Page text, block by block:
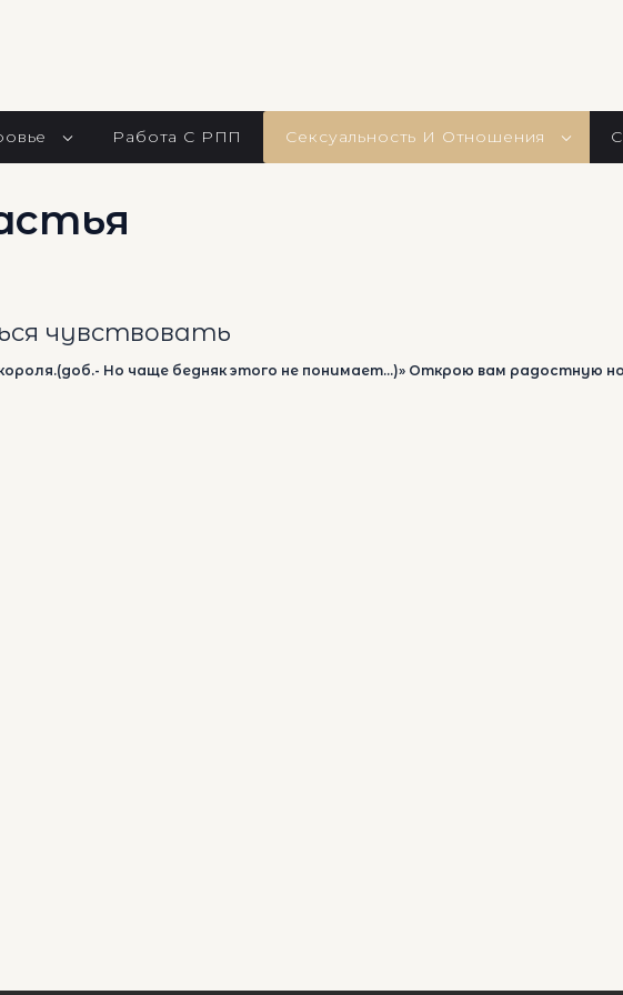
Работа С РПП Сексуальность И Отношения
чувствовать
Но чаще бедняк этого не понимает…)» Открою вам радостную